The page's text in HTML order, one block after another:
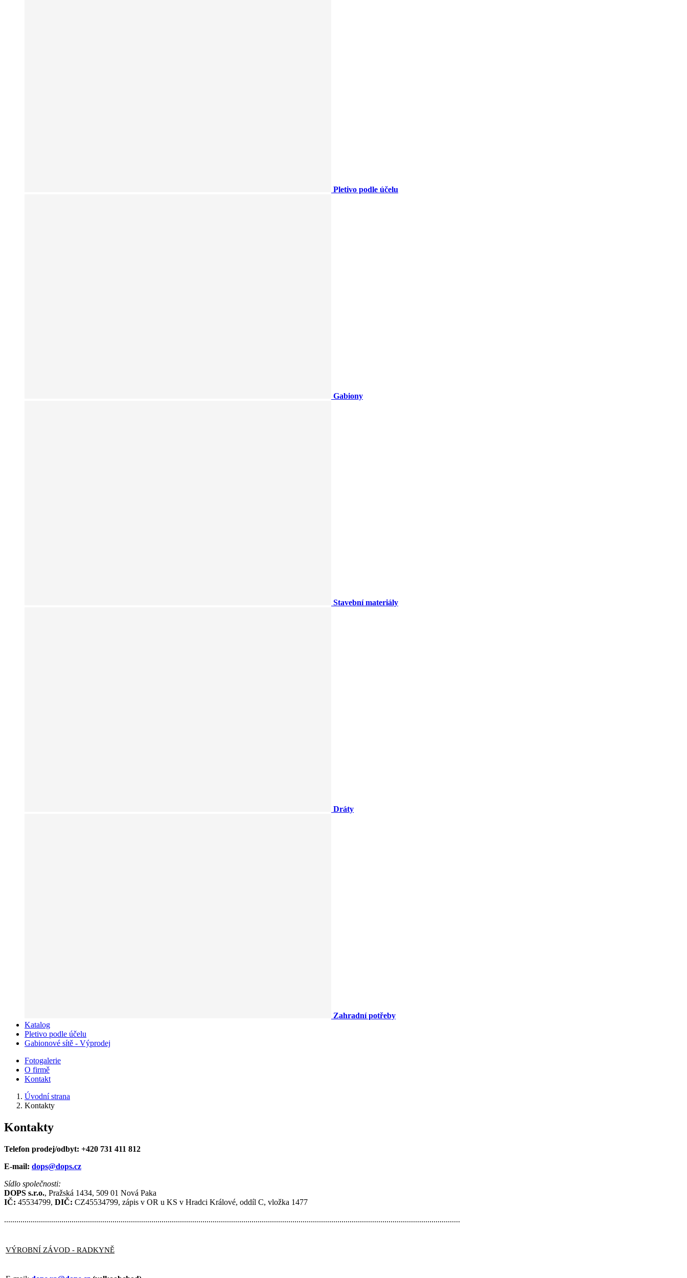
Pletivo podle účelu
Gabiony
Stavební materiály
Dráty
Zahradní potřeby
Katalog
Pletivo podle účelu
Gabionové sítě - Výprodej
Fotogalerie
O firmě
Kontakt
Úvodní strana
Kontakty
Kontakty
Telefon prodej/odbyt: +420 731 411 812
E-mail: dops@dops.cz
Sídlo společnosti:
DOPS s.r.o., Pražská 1434, 509 01 Nová Paka
IČ: 45534799, DIČ: CZ45534799, zápis v OR u KS v Hradci Králové, oddíl C, vložka 1477
...............................................................................................................................................................................................................................
VÝROBNÍ ZÁVOD - RADKYNĚ